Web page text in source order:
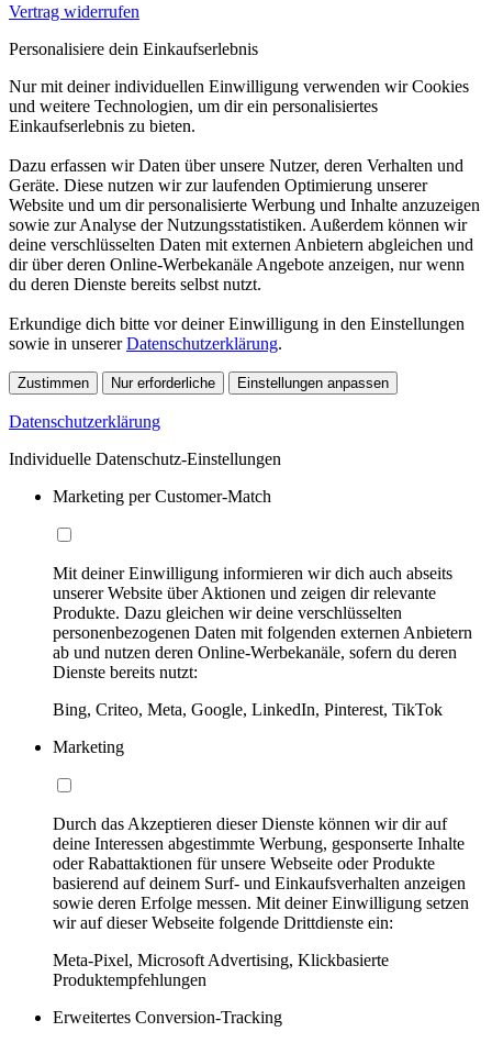
Vertrag widerrufen
Personalisiere dein Einkaufserlebnis
Nur mit deiner individuellen Einwilligung verwenden wir Cookies
und weitere Technologien, um dir ein personalisiertes
Einkaufserlebnis zu bieten.
Dazu erfassen wir Daten über unsere Nutzer, deren Verhalten und
Geräte. Diese nutzen wir zur laufenden Optimierung unserer
Website und um dir personalisierte Werbung und Inhalte anzuzeigen
sowie zur Analyse der Nutzungsstatistiken. Außerdem können wir
deine verschlüsselten Daten mit externen Anbietern abgleichen und
dir über deren Online-Werbekanäle Angebote anzeigen, nur wenn
du deren Dienste bereits selbst nutzt.
Erkundige dich bitte vor deiner Einwilligung in den Einstellungen
sowie in unsererDatenschutzerklärung.
Zustimmen Nur erforderliche Einstellungen anpassen
Datenschutzerklärung
Individuelle Datenschutz-Einstellungen
Marketing per Customer-Match
Mit deiner Einwilligung informieren wir dich auch abseits
unserer Website über Aktionen und zeigen dir relevante
Produkte. Dazu gleichen wir deine verschlüsselten
personenbezogenen Daten mit folgenden externen Anbietern
ab und nutzen deren Online-Werbekanäle, sofern du deren
Dienste bereits nutzt:
Bing, Criteo, Meta, Google, LinkedIn, Pinterest, TikTok
Marketing
Durch das Akzeptieren dieser Dienste können wir dir auf
deine Interessen abgestimmte Werbung, gesponserte Inhalte
oder Rabattaktionen für unsere Webseite oder Produkte
basierend auf deinem Surf- und Einkaufsverhalten anzeigen
sowie deren Erfolge messen. Mit deiner Einwilligung setzen
wir auf dieser Webseite folgende Drittdienste ein:
Meta-Pixel, Microsoft Advertising, Klickbasierte
Produktempfehlungen
Erweitertes Conversion-Tracking